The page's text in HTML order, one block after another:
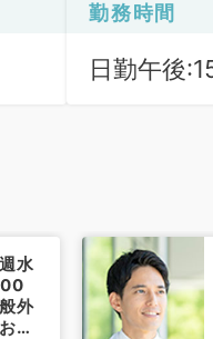
勤務時間
日勤午後
水
外
仕